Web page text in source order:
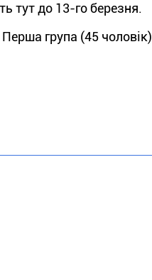
тут до 13-гоберезня.
Перша група (45 чоловік)